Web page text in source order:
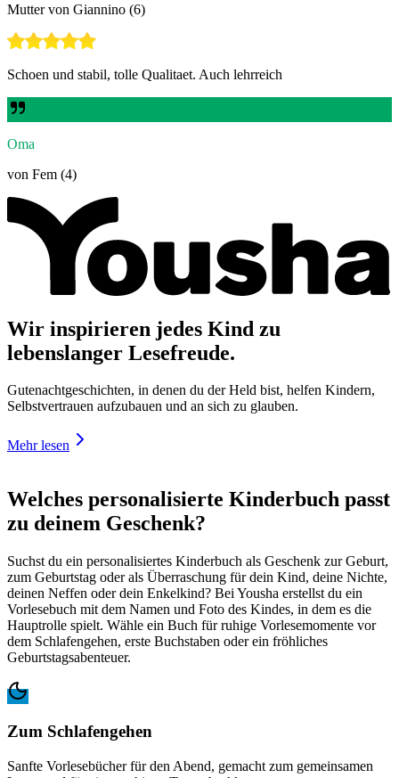
Mutter von Giannino (6)
Schoen und stabil, tolle Qualitaet. Auch lehrreich
Oma
von Fem (4)
Wir inspirieren jedes Kind zu
lebenslanger Lesefreude.
Gutenachtgeschichten, in denen du der Held bist, helfen Kindern,
Selbstvertrauen aufzubauen und an sich zu glauben.
Mehr lesen
Welches personalisierte Kinderbuch passt
zu deinem Geschenk?
Suchst du ein personalisiertes Kinderbuch als Geschenk zur Geburt,
zum Geburtstag oder als Überraschung für dein Kind, deine Nichte,
deinen Neffen oder dein Enkelkind? Bei Yousha erstellst du ein
Vorlesebuch mit dem Namen und Foto des Kindes, in dem es die
Hauptrolle spielt. Wähle ein Buch für ruhige Vorlesemomente vor
dem Schlafengehen, erste Buchstaben oder ein fröhliches
Geburtstagsabenteuer.
Zum Schlafengehen
Sanfte Vorlesebücher für den Abend, gemacht zum gemeinsamen